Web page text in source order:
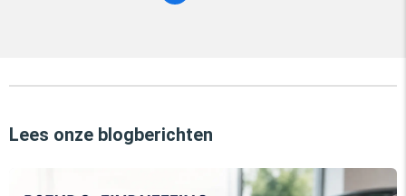
Lees onze blogberichten